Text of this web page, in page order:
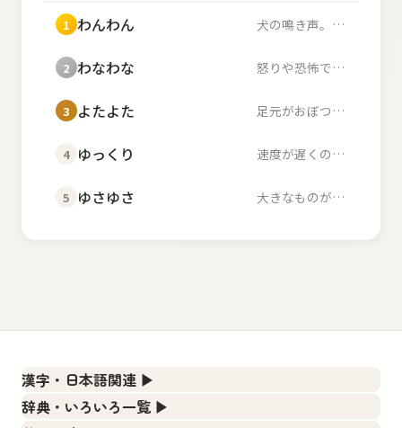
1 わんわん 犬の鳴き声。また、幼...
2 わなわな 怒りや恐怖で体が小刻...
3 よたよた 足元がおぼつかず不安...
4 ゆっくり 速度が遅くのんびりし...
5 ゆさゆさ 大きなものが左右に揺...
漢字・日本語関連 ▶
漢字の読み方検索、手書き入力、書き順練習など、日本語学
習に役立つツールを集めています。
辞典・いろいろ一覧 ▶